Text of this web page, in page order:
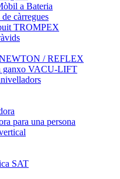
a Bateria
càrregues
TROMPEX
/ REFLEX
ganxo VACU-LIFT
para una persona
SAT